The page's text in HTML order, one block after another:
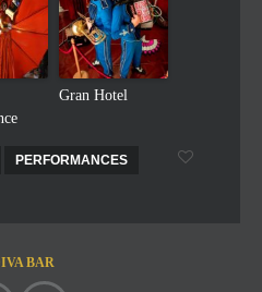
Gran Hotel
PERFORMANCES
BAR